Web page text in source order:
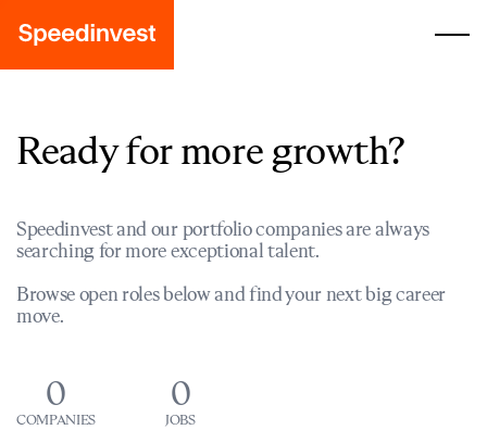
Ready for more growth?
Speedinvest and our portfolio companies are always
searching for more exceptional talent.
Browse open roles below and find your next big career
move.
0
COMPANIES
0
JOBS